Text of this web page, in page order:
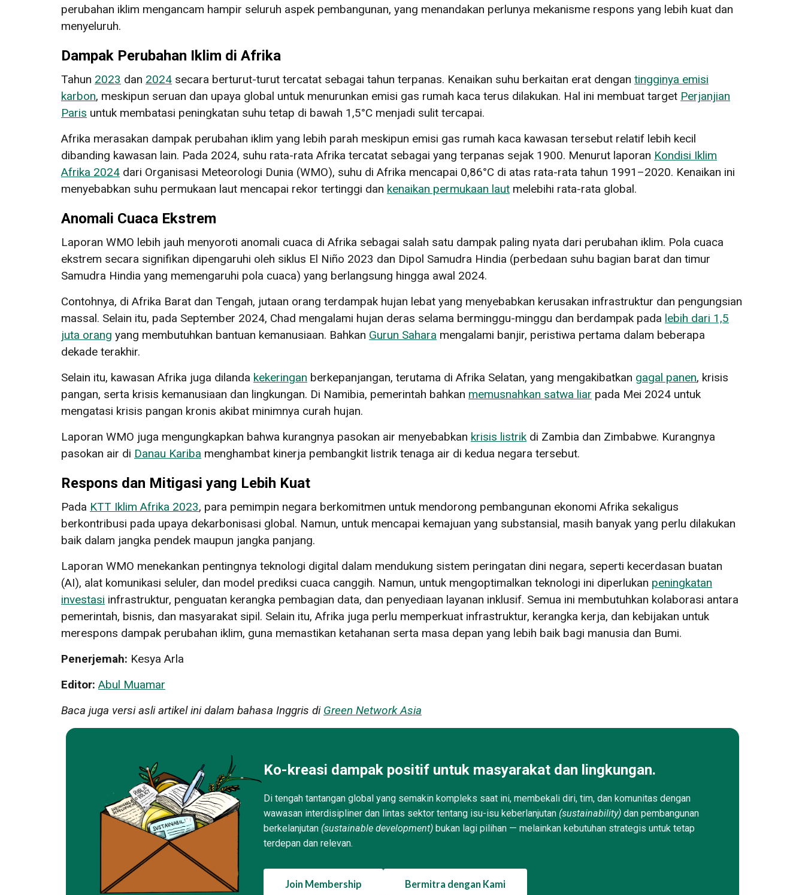
perubahan iklim mengancam hampir seluruh aspek pembangunan, yang menandakan perlunya mekanisme respons yang lebih kuat dan
menyeluruh.
Dampak Perubahan Iklim di Afrika
Tahun 2023 dan 2024 secara berturut-turut tercatat sebagai tahun terpanas. Kenaikan suhu berkaitan erat dengan tingginya emisi
karbon, meskipun seruan dan upaya global untuk menurunkan emisi gas rumah kaca terus dilakukan. Hal ini membuat target Perjanjian
Paris untuk membatasi peningkatan suhu tetap di bawah 1,5°C menjadi sulit tercapai.
Afrika merasakan dampak perubahan iklim yang lebih parah meskipun emisi gas rumah kaca kawasan tersebut relatif lebih kecil
dibanding kawasan lain. Pada 2024, suhu rata-rata Afrika tercatat sebagai yang terpanas sejak 1900. Menurut laporan Kondisi Iklim
Afrika 2024 dari Organisasi Meteorologi Dunia (WMO), suhu di Afrika mencapai 0,86°C di atas rata-rata tahun 1991–2020. Kenaikan ini
menyebabkan suhu permukaan laut mencapai rekor tertinggi dan kenaikan permukaan laut melebihi rata-rata global.
Anomali Cuaca Ekstrem
Laporan WMO lebih jauh menyoroti anomali cuaca di Afrika sebagai salah satu dampak paling nyata dari perubahan iklim. Pola cuaca
ekstrem secara signifikan dipengaruhi oleh siklus El Niño 2023 dan Dipol Samudra Hindia (perbedaan suhu bagian barat dan timur
Samudra Hindia yang memengaruhi pola cuaca) yang berlangsung hingga awal 2024.
Contohnya, di Afrika Barat dan Tengah, jutaan orang terdampak hujan lebat yang menyebabkan kerusakan infrastruktur dan pengungsian
massal. Selain itu, pada September 2024, Chad mengalami hujan deras selama berminggu-minggu dan berdampak pada lebih dari 1,5
juta orang yang membutuhkan bantuan kemanusiaan. Bahkan Gurun Sahara mengalami banjir, peristiwa pertama dalam beberapa
dekade terakhir.
Selain itu, kawasan Afrika juga dilanda kekeringan berkepanjangan, terutama di Afrika Selatan, yang mengakibatkan gagal panen, krisis
pangan, serta krisis kemanusiaan dan lingkungan. Di Namibia, pemerintah bahkan memusnahkan satwa liar pada Mei 2024 untuk
mengatasi krisis pangan kronis akibat minimnya curah hujan.
Laporan WMO juga mengungkapkan bahwa kurangnya pasokan air menyebabkan krisis listrik di Zambia dan Zimbabwe. Kurangnya
pasokan air di Danau Kariba menghambat kinerja pembangkit listrik tenaga air di kedua negara tersebut.
Respons dan Mitigasi yang Lebih Kuat
Pada KTT Iklim Afrika 2023, para pemimpin negara berkomitmen untuk mendorong pembangunan ekonomi Afrika sekaligus
berkontribusi pada upaya dekarbonisasi global. Namun, untuk mencapai kemajuan yang substansial, masih banyak yang perlu dilakukan
baik dalam jangka pendek maupun jangka panjang.
Laporan WMO menekankan pentingnya teknologi digital dalam mendukung sistem peringatan dini negara, seperti kecerdasan buatan
(AI), alat komunikasi seluler, dan model prediksi cuaca canggih. Namun, untuk mengoptimalkan teknologi ini diperlukan peningkatan
investasi infrastruktur, penguatan kerangka pembagian data, dan penyediaan layanan inklusif. Semua ini membutuhkan kolaborasi antara
pemerintah, bisnis, dan masyarakat sipil. Selain itu, Afrika juga perlu memperkuat infrastruktur, kerangka kerja, dan kebijakan untuk
merespons dampak perubahan iklim, guna memastikan ketahanan serta masa depan yang lebih baik bagi manusia dan Bumi.
Penerjemah: Kesya Arla
Editor: Abul Muamar
Baca juga versi asli artikel ini dalam bahasa Inggris di Green Network Asia
Ko-kreasi dampak positif untuk masyarakat dan lingkungan.
Di tengah tantangan global yang semakin kompleks saat ini, membekali diri, tim, dan komunitas dengan
wawasan interdisipliner dan lintas sektor tentang isu-isu keberlanjutan (sustainability) dan pembangunan
berkelanjutan (sustainable development) bukan lagi pilihan — melainkan kebutuhan strategis untuk tetap
terdepan dan relevan.
Join Membership Bermitra dengan Kami